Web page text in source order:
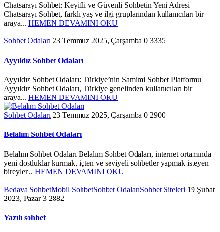
Chatsarayı Sohbet: Keyifli ve Güvenli Sohbetin Yeni Adresi
Chatsarayı Sohbet, farklı yaş ve ilgi gruplarından kullanıcıları bir
araya... HEMEN DEVAMINI OKU
Sohbet Odaları 23 Temmuz 2025, Çarşamba 0 3335
Ayyıldız Sohbet Odaları
Ayyıldız Sohbet Odaları: Türkiye’nin Samimi Sohbet Platformu
Ayyıldız Sohbet Odaları, Türkiye genelinden kullanıcıları bir
araya... HEMEN DEVAMINI OKU
Sohbet Odaları 23 Temmuz 2025, Çarşamba 0 2900
Belalım Sohbet Odaları
Belalım Sohbet Odaları Belalım Sohbet Odaları, internet ortamında
yeni dostluklar kurmak, içten ve seviyeli sohbetler yapmak isteyen
bireyler... HEMEN DEVAMINI OKU
Bedava SohbetMobil SohbetSohbet OdalarıSohbet Siteleri 19 Şubat
2023, Pazar 3 2882
Yazılı sohbet